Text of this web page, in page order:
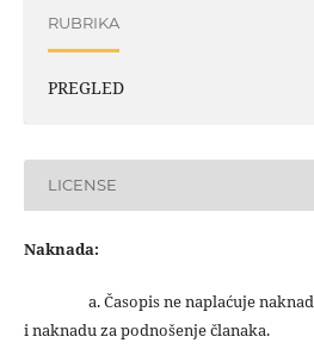
RUBRIKA
PREGLED
LICENSE
Naknada:
a. Časopis ne naplaćuje naknadu
i naknadu za podnošenje članaka.